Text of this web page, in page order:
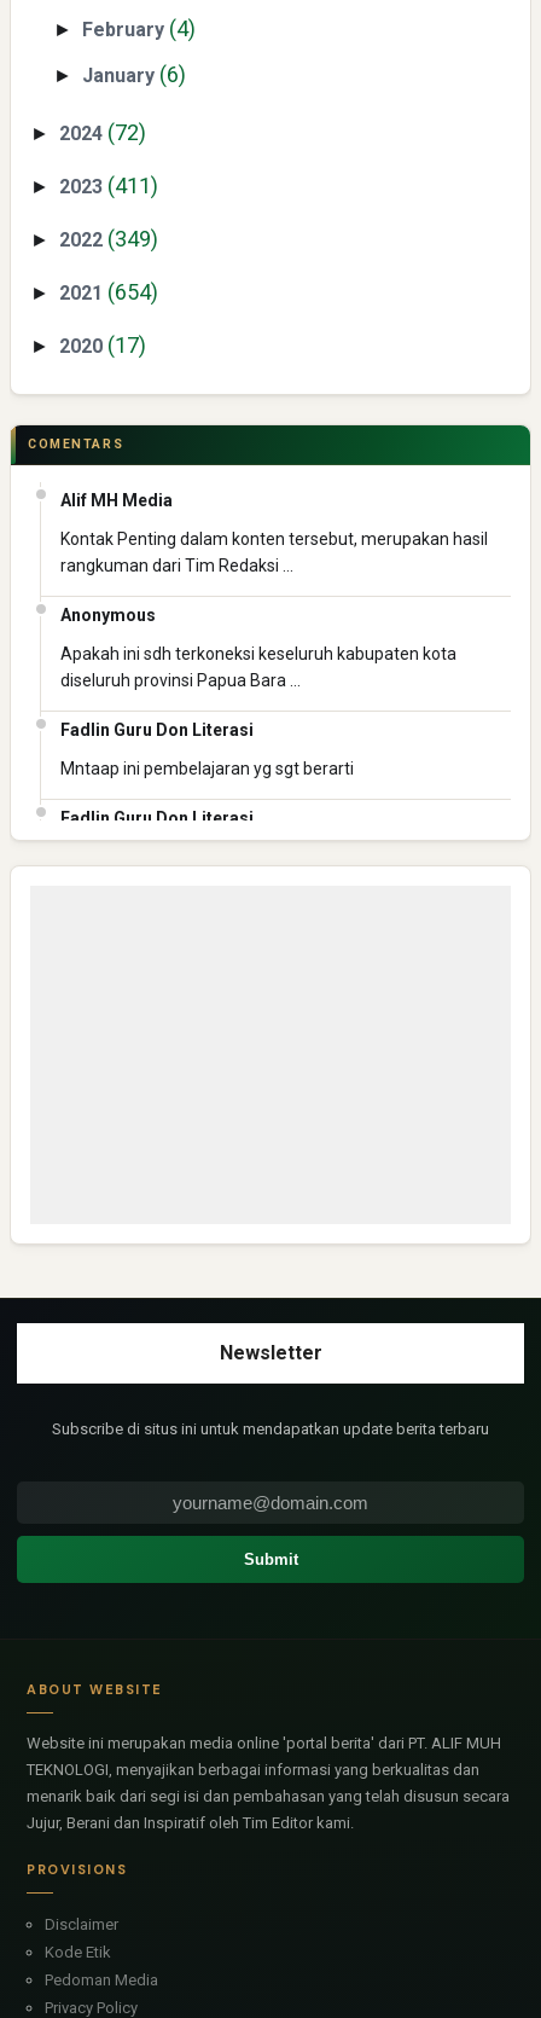
Yaqut Cholil Qoumas: Inspirasi Kepemimpinan dan
Kepatuhan Pajak
Pelajaran Berharga dari Kasus dr. Tifa dan Roy Suryo
► February (4)
► January (6)
► 2024 (72)
► 2023 (411)
► 2022 (349)
► 2021 (654)
► 2020 (17)
COMENTARS
Alif MH Media
Kontak Penting dalam konten tersebut, merupakan hasil
rangkuman dari Tim Redaksi …
Anonymous
Apakah ini sdh terkoneksi keseluruh kabupaten kota
diseluruh provinsi Papua Bara …
Fadlin Guru Don Literasi
Mntaap ini pembelajaran yg sgt berarti
Fadlin Guru Don Literasi
Subscribe di situs ini untuk mendapatkan update berita terbaru
ABOUT WEBSITE
Website ini merupakan media online 'portal berita' dari PT. ALIF MUH
TEKNOLOGI, menyajikan berbagai informasi yang berkualitas dan
menarik baik dari segi isi dan pembahasan yang telah disusun secara
Jujur, Berani dan Inspiratif oleh Tim Editor kami.
PROVISIONS
Disclaimer
Kode Etik
Pedoman Media
Privacy Policy